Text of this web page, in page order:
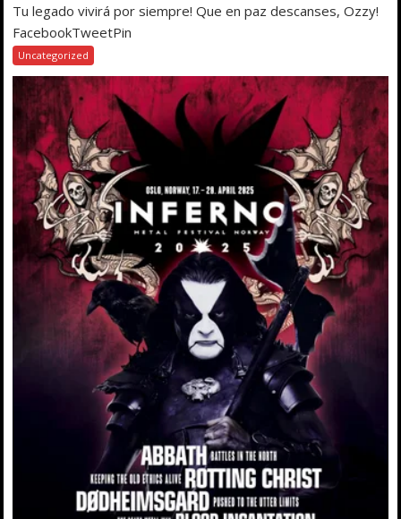
Tu legado vivirá por siempre! Que en paz descanses, Ozzy!
FacebookTweetPin
Uncategorized